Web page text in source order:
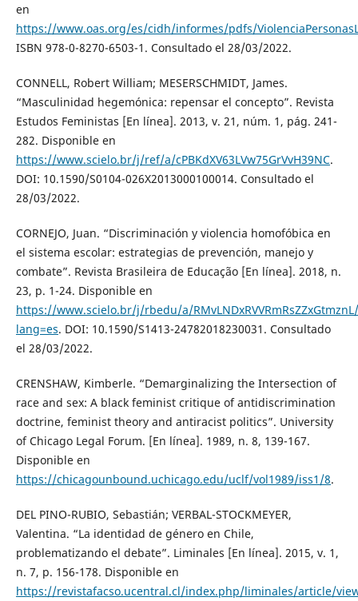
en
https://www.oas.org/es/cidh/informes/pdfs/
ISBN 978-0-8270-6503-1. Consultado el 28/03/2022.
CONNELL, Robert William; MESERSCHMIDT, James.
“Masculinidad hegemónica: repensar el concepto”. Revista
Estudos Feministas [En línea]. 2013, v. 21, núm. 1, pág. 241-
282. Disponible en
https://www.scielo.br/j/ref/a/cPBKdXV63LVw75GrVvH39NC.
DOI: 10.1590/S0104-026X2013000100014. Consultado el
28/03/2022.
CORNEJO, Juan. “Discriminación y violencia homofóbica en
el sistema escolar: estrategias de prevención, manejo y
combate”. Revista Brasileira de Educação [En línea]. 2018, n.
23, p. 1-24. Disponible en
https://www.scielo.br/j/rbedu/a/
lang=es. DOI: 10.1590/S1413-24782018230031. Consultado
el 28/03/2022.
CRENSHAW, Kimberle. “Demarginalizing the Intersection of
race and sex: A black feminist critique of antidiscrimination
doctrine, feminist theory and antiracist politics”. University
of Chicago Legal Forum. [En línea]. 1989, n. 8, 139-167.
Disponible en
https://chicagounbound.uchicago.edu/uclf/vol1989/iss1/8.
DEL PINO-RUBIO, Sebastián; VERBAL-STOCKMEYER,
Valentina. “La identidad de género en Chile,
problematizando el debate”. Liminales [En línea]. 2015, v. 1,
n. 7, p. 156-178. Disponible en
https://revistafacso.ucentral.cl/index.php/liminales/article/